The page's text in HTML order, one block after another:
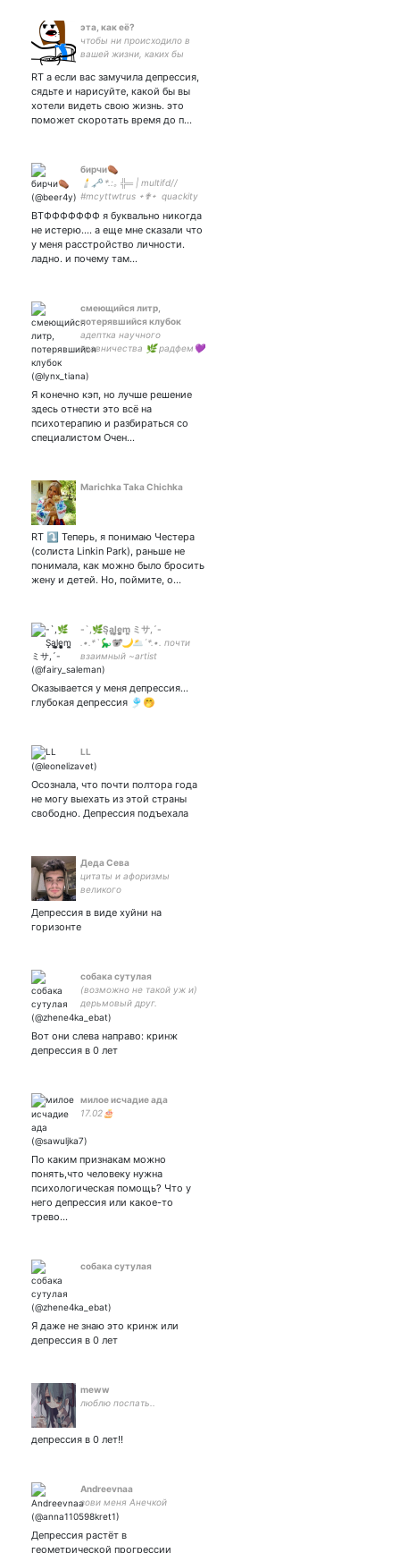
эта, как её?
чтобы ни происходило в
вашей жизни, каких бы
всё заканчивается тем,
что вы сидите за компом и
что-то жрёте.
RT а если вас замучила депрессия,
сядьте и нарисуйте, какой бы вы
хотели видеть свою жизнь. это
поможет скоротать время до п…
бирчи⚰
🕯🗝 *.:｡ ╬═ | multifd//
#mcyttwtrus ᛭✟᛭ quackity
simp// dream & tommyinnit
stan ᛭✟᛭ - закрытка ᛭✟᛭
пфп | ═╬.•°*”˜🌙
ВТФФФФФФФ я буквально никогда
не истерю.... а еще мне сказали что
у меня расстройство личности.
ладно. и почему там…
смеющийся литр,
потерявшийся клубок
адептка научного
травничества 🌿 радфем💜
🧹
Я конечно кэп, но лучше решение
здесь отнести это всё на
психотерапию и разбираться со
специалистом Очен…
Marichka Taka Chichka
RT ⤵️ Теперь, я понимаю Честера
(солиста Linkin Park), раньше не
понимала, как можно было бросить
жену и детей. Но, поймите, о…
-`,🌿S̘a͓̙̫l͓̞͇̼̦̲̖e̹͈͕͕̦͙̲̺̥̺͕m̪͍͎ ミサ,´-
.•.*`🦕🐨🌙🌥´*.•. почти
взаимный ~artist
☆аниме☆aesthetic #spn
#ahs #dn HORNEY MOMMY
Hᴇ/Sʜᴇ✨ Квинтэссенция
Оказывается у меня депрессия...
глубокая депрессия 🎐🤭
LL
Осознала, что почти полтора года
не могу выехать из этой страны
свободно. Депрессия подъехала
Деда Сева
цитаты и афоризмы
великого
Депрессия в виде хуйни на
горизонте
собака сутулая
(возможно не такой уж и)
дерьмовый друг.
инстаграм (без лица, но с
Вот они слева направо: кринж
депрессия в 0 лет
милое исчадие ада
17.02🎂
По каким признакам можно
понять,что человеку нужна
психологическая помощь? Что у
него депрессия или какое-то
трево…
собака сутулая
Я даже не знаю это кринж или
депрессия в 0 лет
meww
люблю поспать..
депрессия в 0 лет!!
Andreevnaa
зови меня Анечкой
Депрессия растёт в
геометрической прогрессии